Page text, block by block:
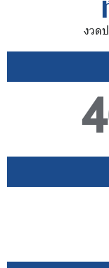
งวด